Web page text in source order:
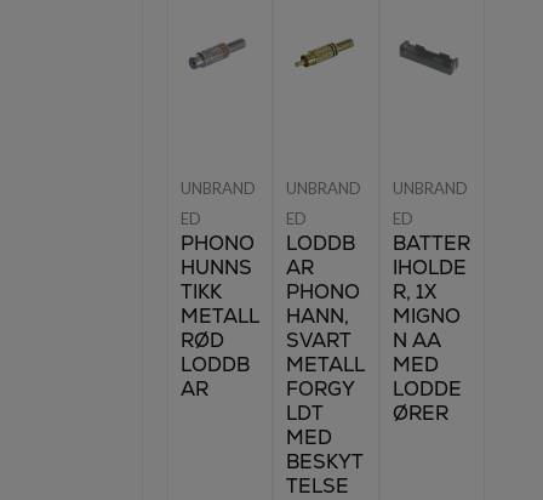
UNBRAND
ED
PHONO
HUNNS
TIKK
METALL
RØD
LODDB
AR
UNBRAND
ED
LODDB
AR
PHONO
HANN,
SVART
METALL
FORGY
LDT
MED
BESKYT
TELSE
UNBRAND
ED
BATTER
IHOLDE
R, 1X
MIGNO
N AA
MED
LODDE
ØRER